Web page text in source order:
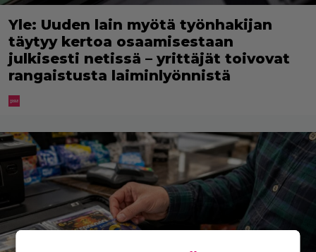
Yle: Uuden lain myötä työnhakijan
täytyy kertoa osaamisestaan
julkisesti netissä – yrittäjät toivovat
rangaistusta laiminlyönnistä